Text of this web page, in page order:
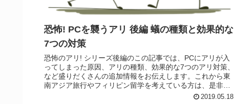
恐怖! PCを襲うアリ 後編 蟻の種類と効果的な
7つの対策
恐怖のアリ! シリーズ後編のこの記事では、PCにアリが入
ってしまった原因、アリの種類、効果的な7つのアリ対策、
など盛りだくさんの追加情報をお伝えします。これから東
南アジア旅行やフィリピン留学を考えている方は、是非渡
2019.05.18